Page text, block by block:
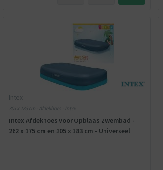
Intex
305 x 183 cm - Afdekhoes - Intex
Intex Afdekhoes voor Opblaas Zwembad -
262 x 175 cm en 305 x 183 cm - Universeel